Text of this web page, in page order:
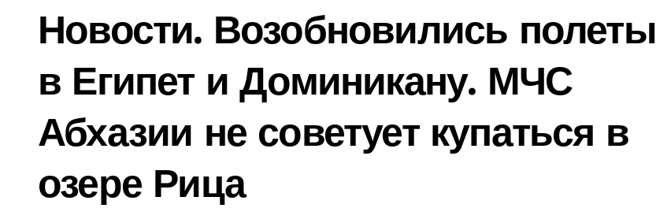
Новости. Возобновились полеты
в Египет и Доминикану. МЧС
Абхазии не советует купаться в
озере Рица